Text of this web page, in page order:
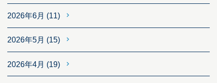
2026年6月 (11)
2026年5月 (15)
2026年4月 (19)